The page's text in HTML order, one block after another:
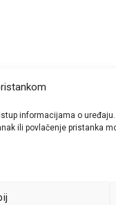
informacijama o
ili povlačenje pristanka
i priznatih
vozila.